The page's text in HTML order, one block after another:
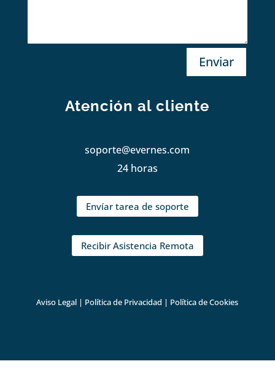
Enviar
Atención al cliente
soporte@evernes.com
24 horas
Envíar tarea de soporte
Recibir Asistencia Remota
Aviso Legal | Política de Privacidad | Política de Cookies